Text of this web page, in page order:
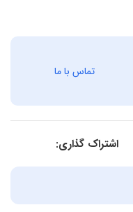
تماس با ما
اشتراک گذاری: